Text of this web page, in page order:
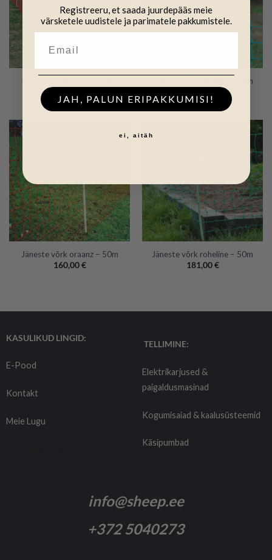
Kanade võrk roheline – 50m
Jäneste võrk oraanz – 50m
160,00€
Jäneste võrk roheline – 50m
181,00€
KASULIKUD LINGID:
E-Pood
Kontakt
Meie Lugu
TELLIMINE:
Elektrikarjused &
paigaldusmasinad
Kogumisaiad & kaalusüsteemid
Käsipumbad
info@sheep.ee
+372 5040273
Registreeru, et saada juurdepääs meie
värsketele uudistele ja parimatele pakkumistele.
JAH, PALUN ERIPAKKUMISI!
ei, aitäh